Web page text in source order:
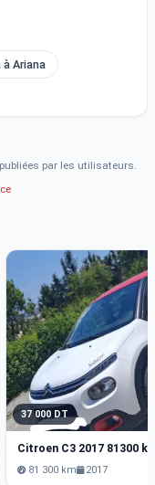
Ariana
par les utilisateurs.
37 000 DT
Citroen C3 2017 81300
81 300 km 2017